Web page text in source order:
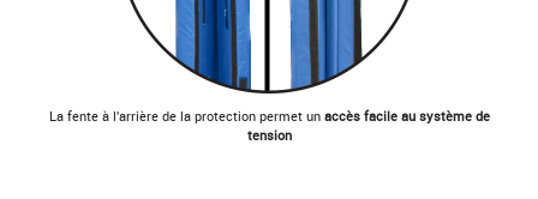
La fente à l'arrière de la protection permet un accès facile au système de
tension